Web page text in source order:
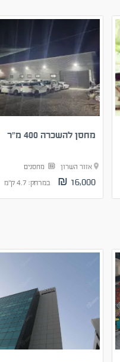
מחסן להשכרה 400 מ״ר
אזור השרון מחסנים
16,000 ₪ במרחק: 4.7 ק"מ